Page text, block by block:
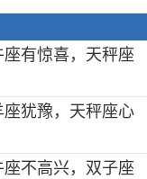
有惊喜，天秤座
犹豫，天秤座心
不高兴，双子座